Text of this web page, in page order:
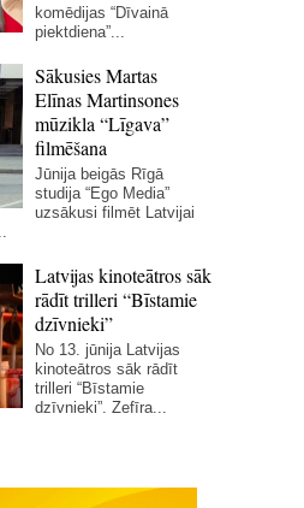
komēdijas “Dīvainā
piektdiena”...
Sākusies Martas
Elīnas Martinsones
mūzikla “Līgava”
filmēšana
Jūnija beigās Rīgā
studija “Ego Media”
uzsākusi filmēt Latvijai
Latvijas kinoteātros sāk
rādīt trilleri “Bīstamie
dzīvnieki”
No 13. jūnija Latvijas
kinoteātros sāk rādīt
trilleri “Bīstamie
dzīvnieki”. Zefīra...